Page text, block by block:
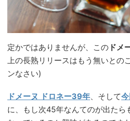
定かではありませんが、この ドメ
上の長熟リリースはもう無いとの
ンなさい)
ドメーヌ ドロネー39年、そして
に、もし次45年なんてのが出たら